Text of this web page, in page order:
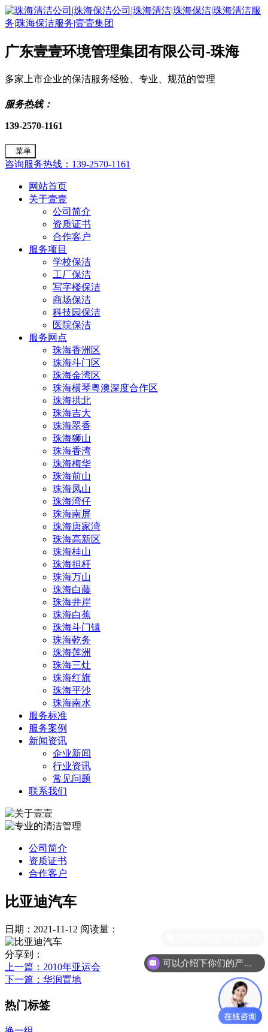
广东壹壹环境管理集团有限公司-珠海
多家上市企业的保洁服务经验、专业、规范的管理
服务热线：
139-2570-1161
菜单
咨询服务热线：139-2570-1161
网站首页
关于壹壹
公司简介
资质证书
合作客户
服务项目
学校保洁
工厂保洁
写字楼保洁
商场保洁
科技园保洁
医院保洁
服务网点
珠海香洲区
珠海斗门区
珠海金湾区
珠海横琴粤澳深度合作区
珠海拱北
珠海吉大
珠海翠香
珠海狮山
珠海香湾
珠海梅华
珠海前山
珠海凤山
珠海湾仔
珠海南屏
珠海唐家湾
珠海高新区
珠海桂山
珠海担杆
珠海万山
珠海白藤
珠海井岸
珠海白蕉
珠海斗门镇
珠海乾务
珠海莲洲
珠海三灶
珠海红旗
珠海平沙
珠海南水
服务标准
服务案例
新闻资讯
企业新闻
行业资讯
常见问题
联系我们
公司简介
资质证书
合作客户
比亚迪汽车
日期：2021-11-12 阅读量：
分享到：
上一篇 ：2010年亚运会
下一篇 ：华润置地
热门标签
可以介绍下你们的产品么？